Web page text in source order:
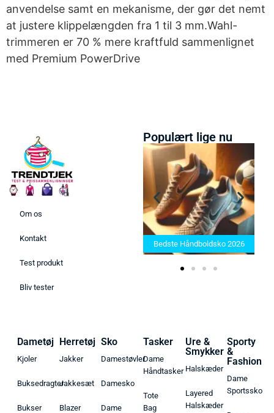
anvendelse samt en mekanisme, der gør det nemt
at justere klippelængden fra 1 til 3 mm.Wahl-
trimmeren er 70 % mere kraftfuld sammenlignet
med Premium PowerDrive
Om os
Kontakt
Test produkt
Bliv tester
Populært lige nu
Bedste Saunatæppe 2025 –
Find de bedste produkter her!
Bedste Håndboldsko 2026
Dametøj
Kjoler
Buksedragter
Bukser
Herretøj
Jakker
Jakkesæt
Blazer
Sko
Damestøvler
Damesko
Dame
Tasker
Dame
Håndtasker
Tote
Bag
Ure &
Smykker
Halskæder
Layered
Halskæder
Sporty
&
Fashion
Dame
Sportssko